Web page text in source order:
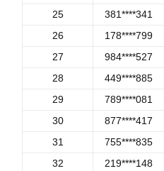
25
381****341
26
178****799
27
984****527
28
449****885
29
789****081
30
877****417
31
755****835
32
219****148